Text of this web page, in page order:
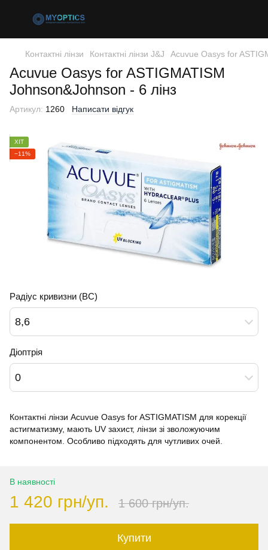
Контактні лінзи Контактні лінзи J&J Acuvue Oasys for
Acuvue Oasys for ASTIGMATISM
Johnson&Johnson - 6 лінз
Артикул: 1260 Написати відгук
ХІТ
−11%
Радіус кривизни (BC)
8,6
Діоптрія
0
Контактні лінзи Acuvue Oasys for ASTIGMATISM для корекції
астигматизму, мають UV захист, лінзи зі зволожуючим
компонентом. Особливо підходять для чутливих очей.
В наявності
1 420 грн/уп. 1 600 грн/уп.
Купити